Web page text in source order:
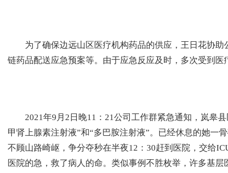
为了确保边远山区医疗机构药品的供应，王日花协助
链药品配送应急预案等。由于应急反应及时，多次受到医
2021年9月2日晚11：21公司工作群紧急通知，岚皋县
甲肾上腺素注射液”和“多巴胺注射液”。已经休息的她一
不顾山路崎岖，争分夺秒在半夜12：30赶到医院，交给
医院的急，救了病人的命。类似事例不胜枚举，许多基